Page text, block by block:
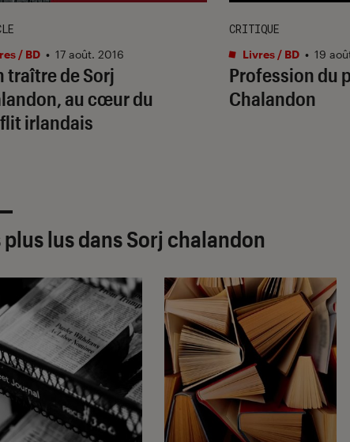
traître de Sorj
au cœur du
irlandais
/ BD • 17 août. 2016
Profession du
Chalandon
CRITIQUE
Livres / BD • 19
plus lus dans Sorj chalandon